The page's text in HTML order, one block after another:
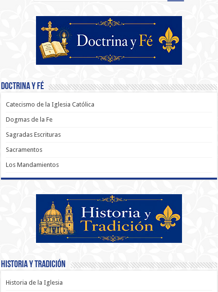
Doctrina y Fé
Catecismo de la Iglesia Católica
Dogmas de la Fe
Sagradas Escrituras
Sacramentos
Los Mandamientos
Historia y Tradición
Historia de la Iglesia